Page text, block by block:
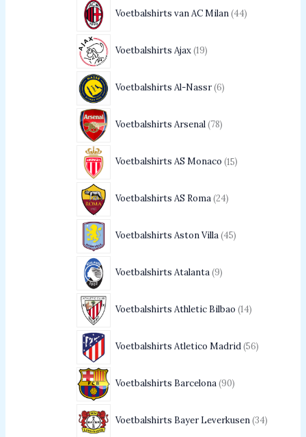
Voetbalshirts van AC Milan 44
Voetbalshirts Ajax 19
Voetbalshirts Al-Nassr 6
Voetbalshirts Arsenal 78
Voetbalshirts AS Monaco 15
Voetbalshirts AS Roma 24
Voetbalshirts Aston Villa 45
Voetbalshirts Atalanta 9
Voetbalshirts Athletic Bilbao 14
Voetbalshirts Atletico Madrid 56
Voetbalshirts Barcelona 90
Voetbalshirts Bayer Leverkusen 34